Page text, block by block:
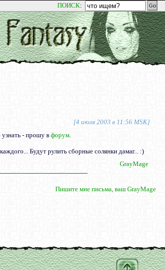
ПОИСК:
[4 июля 2003 в 11:56 MSK]
узнать - прошу вфорум
Будут рулить сборные солянки дамаг... :)
GrayMage
Пишите мне письма, ваш GrayMage